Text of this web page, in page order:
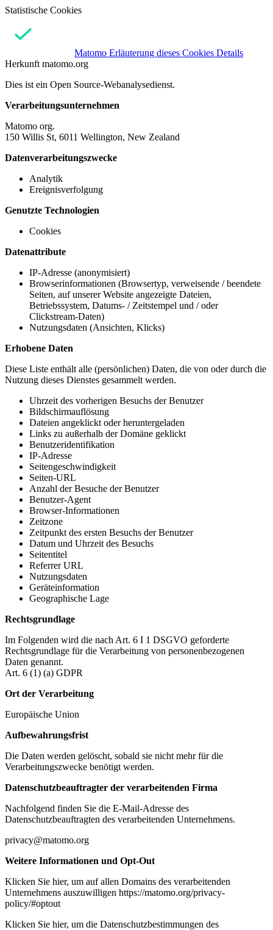
Statistische Cookies
Matomo Erläuterung dieses Cookies Details
Herkunft matomo.org
Dies ist ein Open Source-Webanalysedienst.
Verarbeitungsunternehmen
Matomo org.
150 Willis St, 6011 Wellington, New Zealand
Datenverarbeitungszwecke
Analytik
Ereignisverfolgung
Genutzte Technologien
Cookies
Datenattribute
IP-Adresse (anonymisiert)
Browserinformationen (Browsertyp, verweisende / beendete
Seiten, auf unserer Website angezeigte Dateien,
Betriebssystem, Datums- / Zeitstempel und / oder
Clickstream-Daten)
Nutzungsdaten (Ansichten, Klicks)
Erhobene Daten
Diese Liste enthält alle (persönlichen) Daten, die von oder durch die
Nutzung dieses Dienstes gesammelt werden.
Uhrzeit des vorherigen Besuchs der Benutzer
Bildschirmauflösung
Dateien angeklickt oder heruntergeladen
Links zu außerhalb der Domäne geklickt
Benutzeridentifikation
IP-Adresse
Seitengeschwindigkeit
Seiten-URL
Anzahl der Besuche der Benutzer
Benutzer-Agent
Browser-Informationen
Zeitzone
Zeitpunkt des ersten Besuchs der Benutzer
Datum und Uhrzeit des Besuchs
Seitentitel
Referrer URL
Nutzungsdaten
Geräteinformation
Geographische Lage
Rechtsgrundlage
Im Folgenden wird die nach Art. 6 I 1 DSGVO geforderte
Rechtsgrundlage für die Verarbeitung von personenbezogenen
Daten genannt.
Art. 6 (1) (a) GDPR
Ort der Verarbeitung
Europäische Union
Aufbewahrungsfrist
Die Daten werden gelöscht, sobald sie nicht mehr für die
Verarbeitungszwecke benötigt werden.
Datenschutzbeauftragter der verarbeitenden Firma
Nachfolgend finden Sie die E-Mail-Adresse des
Datenschutzbeauftragten des verarbeitenden Unternehmens.
privacy@matomo.org
Weitere Informationen und Opt-Out
Klicken Sie hier, um auf allen Domains des verarbeitenden
Unternehmens auszuwilligen https://matomo.org/privacy-
policy/#optout
Klicken Sie hier, um die Datenschutzbestimmungen des